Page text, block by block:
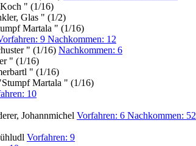
" (1/16)
Glas " (1/2)
Martala " (1/16)
9 Nachkommen: 12
" (1/16) Nachkommen: 6
" (1/16)
" (1/16)
Martala " (1/16)
10
Johannmichel Vorfahren: 6 Nachkommen: 52
Vorfahren: 9